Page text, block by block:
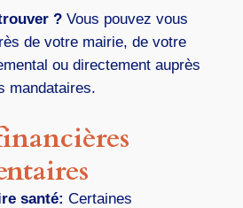
? Vous pouvez vous
de votre mairie, de votre
ou directement auprès
mandataires.
santé: Certaines